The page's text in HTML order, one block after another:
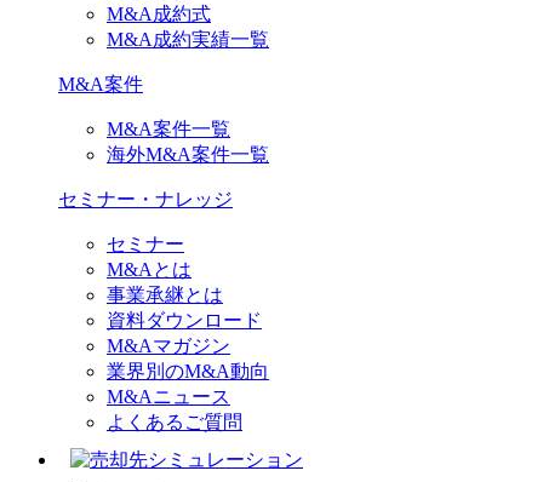
M&A成約式
M&A成約実績一覧
M&A案件
M&A案件一覧
海外M&A案件一覧
セミナー・ナレッジ
セミナー
M&Aとは
事業承継とは
資料ダウンロード
M&Aマガジン
業界別のM&A動向
M&Aニュース
よくあるご質問